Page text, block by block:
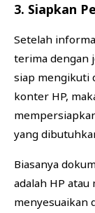
3. Siapkan
Setelah
terima dengan
siap mengikuti
konter HP,
yang
Biasanya
adalah HP
menyesuaikan